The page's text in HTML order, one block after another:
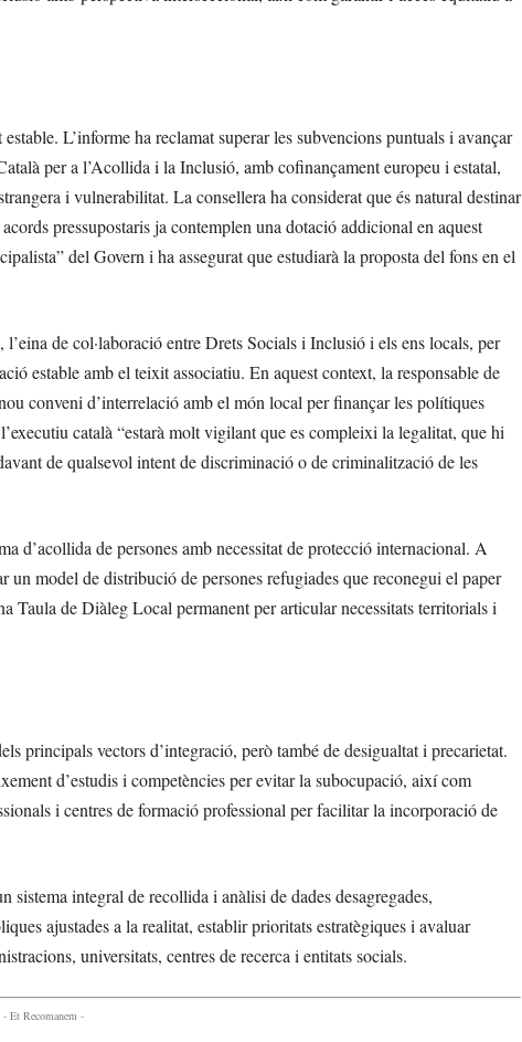
L’informe ha reclamat superar les subvencions puntuals i avançar
per a l’Acollida i la Inclusió, amb cofinançament europeu i estatal,
i vulnerabilitat. La consellera ha considerat que és natural destinar
pressupostaris ja contemplen una dotació addicional en aquest
del Govern i ha assegurat que estudiarà la proposta del fons en el
de col·laboració entre Drets Socials i Inclusió i els ens locals, per
estable amb el teixit associatiu. En aquest context, la responsable de
conveni d’interrelació amb el món local per finançar les polítiques
català “estarà molt vigilant que es compleixi la legalitat, que hi
de qualsevol intent de discriminació o de criminalització de les
d’acollida de persones amb necessitat de protecció internacional. A
un model de distribució de persones refugiades que reconegui el paper
Taula de Diàleg Local permanent per articular necessitats territorials i
principals vectors d’integració, però també de desigualtat i precarietat.
d’estudis i competències per evitar la subocupació, així com
i centres de formació professional per facilitar la incorporació de
integral de recollida i anàlisi de dades desagregades,
ajustades a la realitat, establir prioritats estratègiques i avaluar
universitats, centres de recerca i entitats socials.
- Et Recomanem -